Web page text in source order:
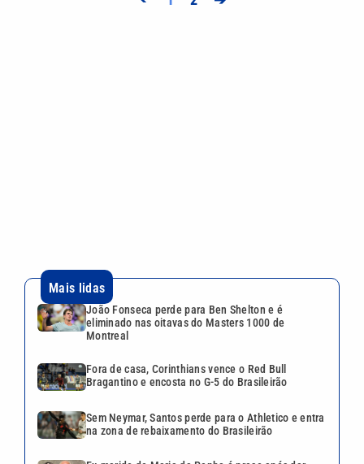
entrevista sobre tentativa de feminicídio
Mulher é morta a facadas em SP, e filho recebe
fotos do corpo; suspeito é preso
Continua após a publicidade